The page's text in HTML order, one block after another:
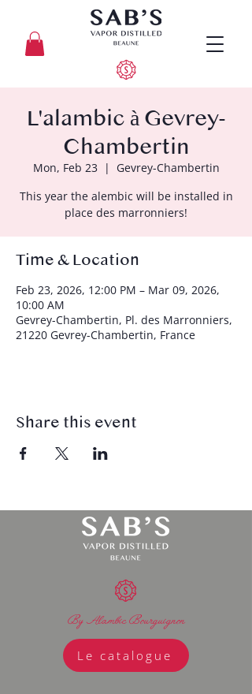
L'alambic à Gevrey-
Chambertin
Mon, Feb 23
  |
Gevrey-Chambertin
This year the alembic will be installed in
place des marronniers!
Time & Location
Feb 23, 2026, 12:00 PM – Mar 09, 2026,
10:00 AM
Gevrey-Chambertin, Pl. des Marronniers,
21220 Gevrey-Chambertin, France
Share this event
By Alambic Bourguignon
Le catalogue